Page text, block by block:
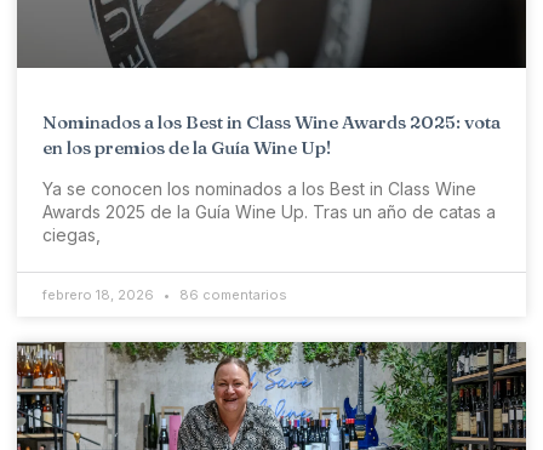
Nominados a los Best in Class Wine Awards 2025: vota
en los premios de la Guía Wine Up!
Ya se conocen los nominados a los Best in Class Wine
Awards 2025 de la Guía Wine Up. Tras un año de catas a
ciegas,
febrero 18, 2026 86 comentarios